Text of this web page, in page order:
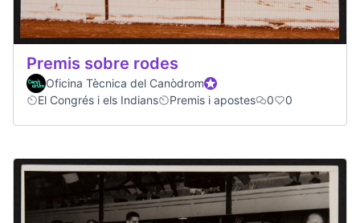
Premis sobre rodes
Oficina Tècnica del CanòdromParticipant oficial
El Congrés i els Indians
Premis i apostes 0 0